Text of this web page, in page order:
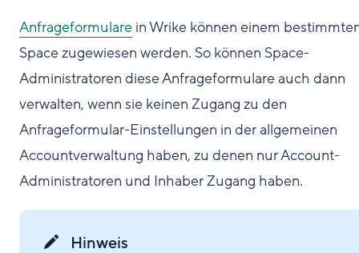
Anfrageformulare in Wrike können einem
Space zugewiesen werden. So können Space-
Administratoren diese Anfrageformulare auch dann
verwalten, wenn sie keinen Zugang zu den
Anfrageformular-Einstellungen in der allgemeinen
Accountverwaltung haben, zu denen nur Account-
Administratoren und Inhaber Zugang haben.
Hinweis